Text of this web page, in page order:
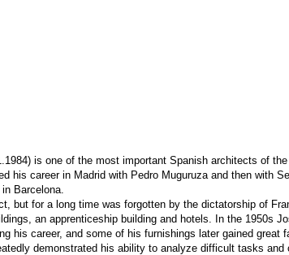
is one of the most important Spanish architects of
his career in Madrid with Pedro Muguruza and then with
Barcelona.
but for a long time was forgotten by the dictatorship of
an apprenticeship building and hotels. In the 1950s
his career, and some of his furnishings later gained
demonstrated his ability to analyze difficult tasks